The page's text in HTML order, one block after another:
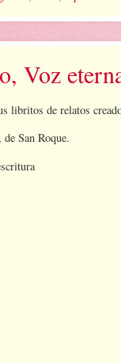
Voz
libritos de relatos
San Roque.